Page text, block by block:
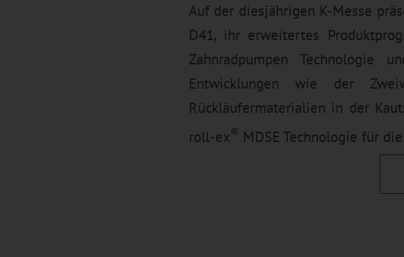
Auf der diesjährigen K-Messe
D41, ihr erweitertes
Zahnradpumpen Technologie
Entwicklungen wie der
Rückläufermaterialien in der
roll-ex® MDSE Technologie für